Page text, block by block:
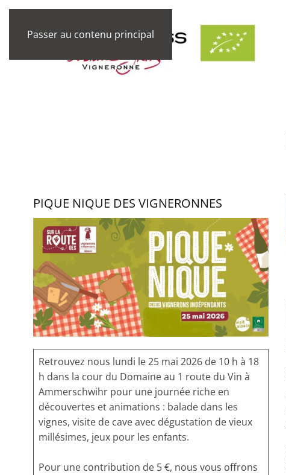
Passer au contenu principal
PIQUE NIQUE DES VIGNERONNES
Retrouvez nous lundi le 25 mai 2026 de 10 h à 18
h dans la cour du Domaine au 1 route du Vin à
Ammerschwihr pour une journée riche en
découvertes et animations : balade dans les
vignes, visite de cave avec dégustation de vieux
millésimes, jeux pour les enfants.
Pour une contribution de 5 €, nous vous offrons